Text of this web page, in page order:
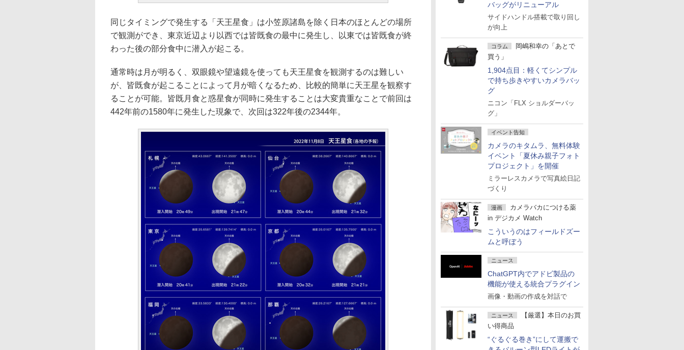
バッグがリニューアル
サイドハンドル搭載で取り回し
が向上
コラム
岡嶋和幸の「あとで
買う」
1,904点目：軽くてシンプル
で持ち歩きやすいカメラバッ
グ
ニコン「FLX ショルダーバッ
グ」
イベント告知
カメラのキタムラ、無料体験
イベント「夏休み親子フォト
プロジェクト」を開催
ミラーレスカメラで写真絵日記
づくり
漫画
カメラバカにつける薬
in デジカメ Watch
こういうのはフィールドズー
ムと呼ぼう
ニュース
ChatGPT内でアドビ製品の
機能が使える統合プラグイン
画像・動画の作成を対話で
ニュース
【厳選】本日のお買
い得商品
“ぐるぐる巻き”にして運搬で
同じタイミングで発生する「天王星食」は小笠原諸島を除く日本のほとんどの場所
で観測ができ、東京近辺より以西では皆既食の最中に発生し、以東では皆既食が終
わった後の部分食中に潜入が起こる。
通常時は月が明るく、双眼鏡や望遠鏡を使っても天王星食を観測するのは難しい
が、皆既食が起こることによって月が暗くなるため、比較的簡単に天王星を観察す
ることが可能。皆既月食と惑星食が同時に発生することは大変貴重なことで前回は
442年前の1580年に発生した現象で、次回は322年後の2344年。